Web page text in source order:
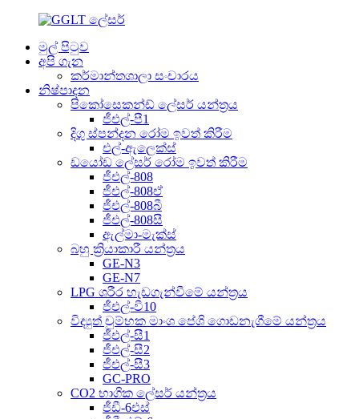
මුල් පිටුව
අපි ගැන
කර්මාන්තශාලා සංචාරය
නිෂ්පාදන
පිකෝසෙකන්ඩ් ලේසර් යන්ත්‍රය
ජීඑල්-පී1
දිගු ස්පන්දන රෝම ඉවත් කිරීම
එල්-ඇලෙක්ස්
ඩයෝඩ ලේසර් රෝම ඉවත් කිරීම
ජීඑල්-808
ජීඑල්-808ඒ
ජීඑල්-808බී
ජීඑල්-808සී
ඇල්මා-මැක්ස්
බහු ක්‍රියාකාරී යන්ත්‍රය
GE-N3
GE-N7
LPG ශරීර හැඩගැන්වීමේ යන්ත්‍රය
ජීඑල්-වී10
විද්‍යුත් චුම්භක මාංශ පේශි ගොඩනැගීමේ යන්ත්‍රය
ජීඑල්-සී1
ජීඑල්-සී2
ජීඑල්-සී3
GC-PRO
CO2 භාගික ලේසර් යන්ත්‍රය
ජීඩී-6එස්